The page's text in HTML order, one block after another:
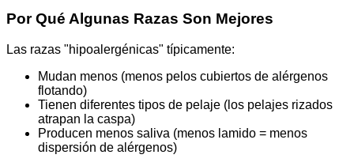
Por Qué Algunas Razas Son Mejores
Las razas "hipoalergénicas" típicamente:
Mudan menos (menos pelos cubiertos de alérgenos
flotando)
Tienen diferentes tipos de pelaje (los pelajes rizados
atrapan la caspa)
Producen menos saliva (menos lamido = menos
dispersión de alérgenos)